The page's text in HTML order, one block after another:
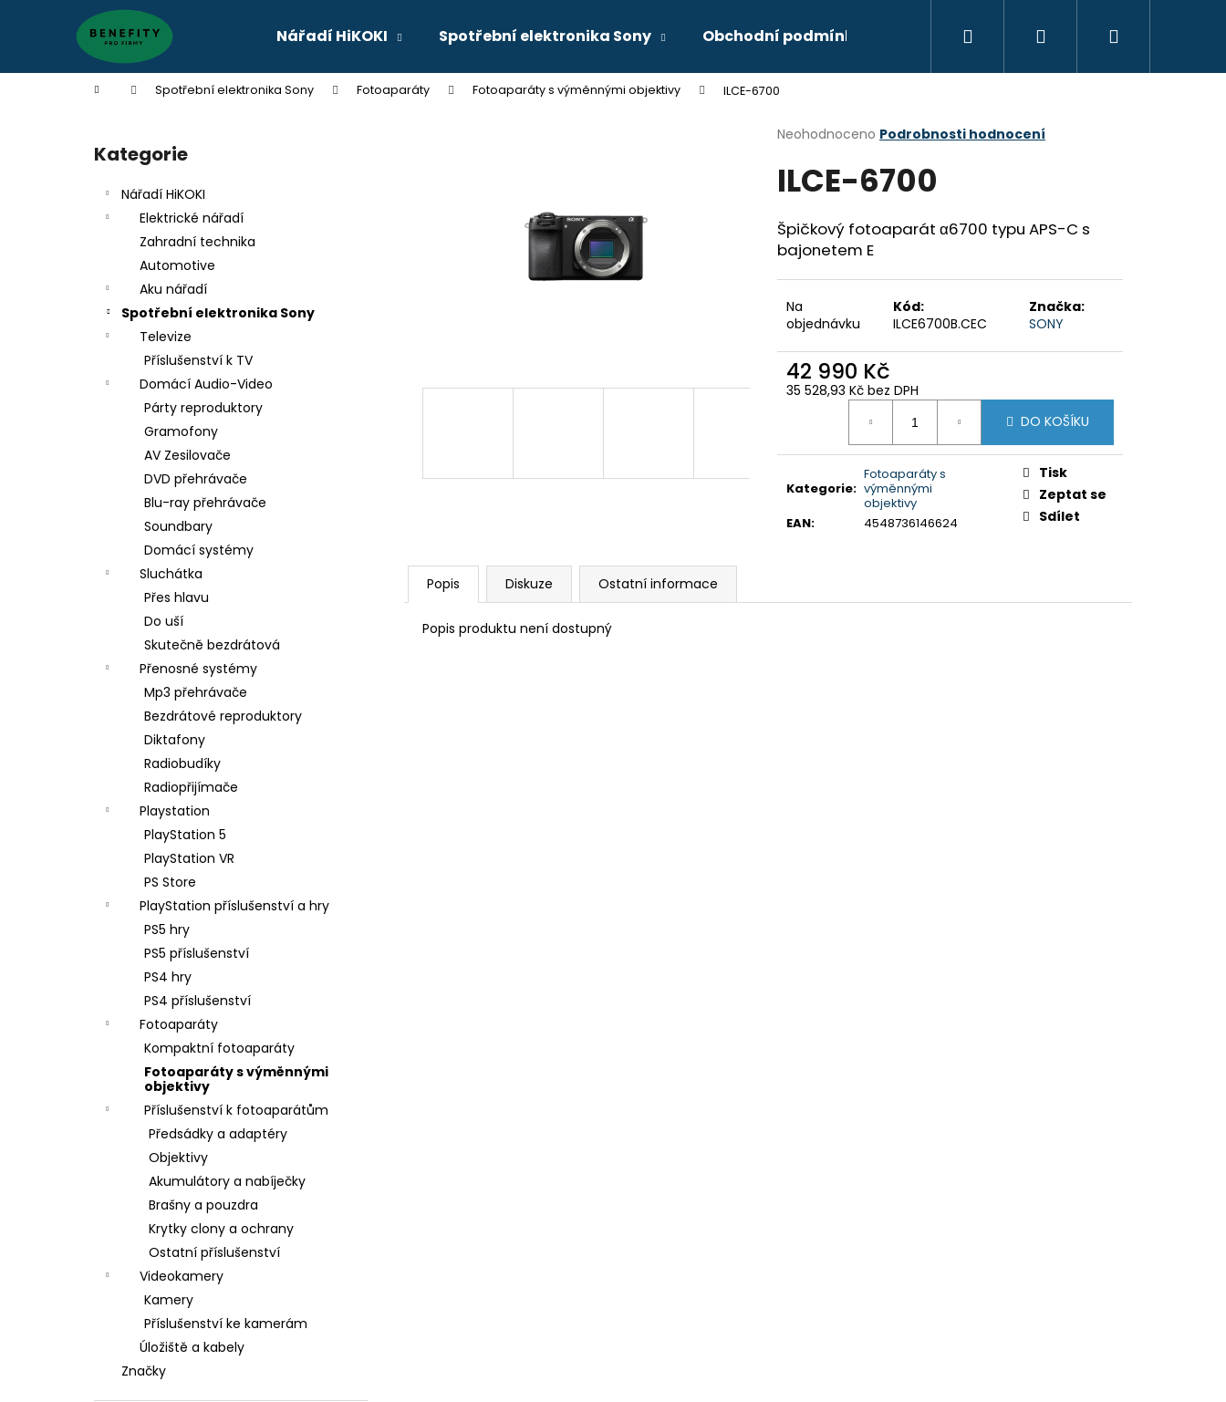
Nářadí HiKOKI Spotřební elektronika Sony Obchodní podmínky Moje objednávka Kontakty
Přihlášení
Domů Spotřební elektronika Sony Fotoaparáty Fotoaparáty s výměnnými objektivy ILCE-6700
Přeskočit
kategorie
Kategorie
Nářadí HiKOKI
Elektrické nářadí
Zahradní technika
Automotive
Aku nářadí
Spotřební elektronika Sony
Televize
Příslušenství k TV
Domácí Audio-Video
Párty reproduktory
Gramofony
AV Zesilovače
DVD přehrávače
Blu-ray přehrávače
Soundbary
Domácí systémy
Sluchátka
Přes hlavu
Do uší
Skutečně bezdrátová
Přenosné systémy
Mp3 přehrávače
Bezdrátové reproduktory
Diktafony
Radiobudíky
Radiopřijímače
Playstation
PlayStation 5
PlayStation VR
PS Store
PlayStation příslušenství a hry
PS5 hry
PS5 příslušenství
PS4 hry
PS4 příslušenství
Fotoaparáty
Kompaktní fotoaparáty
Fotoaparáty s výměnnými
objektivy
Příslušenství k fotoaparátům
Předsádky a adaptéry
Objektivy
Akumulátory a nabíječky
Brašny a pouzdra
Krytky clony a ochrany
Ostatní příslušenství
Videokamery
Kamery
Příslušenství ke kamerám
Úložiště a kabely
Značky
Průměrné
produktu
z
5
hvězdiček.
Neohodnoceno Podrobnosti hodnocení
ILCE-6700
Špičkový fotoaparát α6700 typu APS-C s
bajonetem E
Na
objednávku
Kód:
ILCE6700B.CEC
Značka:
SONY
42 990 Kč
35 528,93 Kč bez DPH
DO KOŠÍKU
Kategorie:
Fotoaparáty s
výměnnými
objektivy
EAN: 4548736146624
Tisk
Zeptat se
Sdílet
Popis Diskuze Ostatní informace
Popis produktu není dostupný
í
Zpět
do
Zpět
do
Co potřebujete najít?
Doporučujeme
Následující
BRAVIA 3 II (K75XR35M2PB.CEI)
34 999 Kč